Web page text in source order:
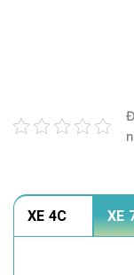
XE 4C XE